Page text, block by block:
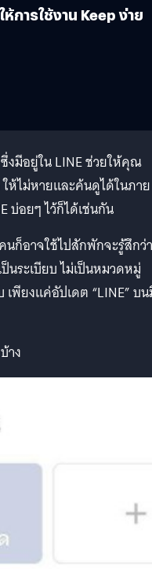
การใช้งาน Keep ง่าย
งมีอยู่ใน LINE ช่วยให้คุณ
ห้ไม่หายและค้นดูได้ในภาย
บ่อยๆ ไว้ก็ได้เช่นกัน
ก็อาจใช้ไปสักพักจะรู้สึกว่า
นระเบียบ ไม่เป็นหมวดหมู่
เพียงแค่อัปเดต “LINE” บ
าง